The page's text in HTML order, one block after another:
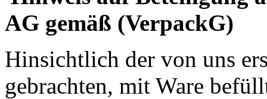
AG gemäß (VerpackG)
Hinsichtlich der von uns
gebrachten, mit Ware